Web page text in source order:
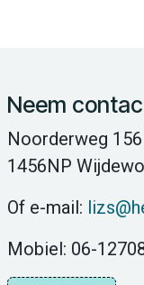
Neem
Noorderweg 156
1456NP
Of e-mail:
Mobiel: 06-